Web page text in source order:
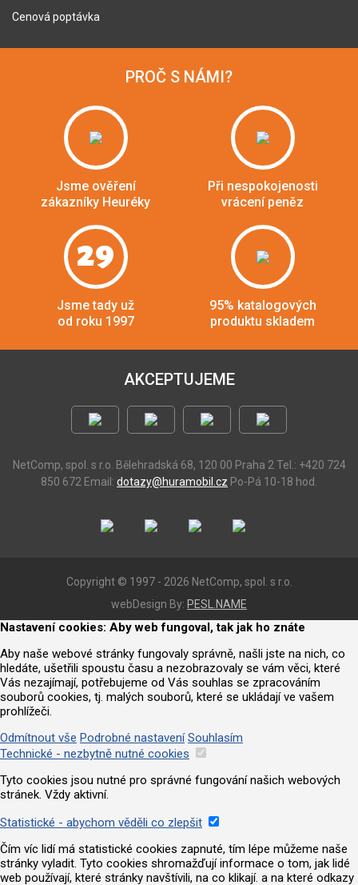
Cenová poptávka
PROČ S NÁMI?
Jsme ověření
zákazníky Heuréky
Při nespokojenosti
vrácení peněz
29
Jsme tady už
od roku 1997
95% katalogových
produktu skladem
AKCEPTUJEME
NetComp, spol. s r.o. Bělehradská 68, 120 00 Praha 2 Tel.: +420 724
850 672 Email: dotazy@huramobil.cz Po-Pá 10-18 hod.
Copyright © 1997 - 2026 NetComp, spol. s r.o.
webDesign By: PESL.NAME
Nastavení cookies: Aby web fungoval, tak jak ho znáte
Aby naše webové stránky fungovaly správně, našli jste na nich, co
hledáte, ušetřili spoustu času a nezobrazovaly se vám věci, které
Vás nezajímají, potřebujeme od Vás souhlas se zpracováním
souborů cookies, tj. malých souborů, které se ukládají ve vašem
prohlížeči.
Odmítnout vše Podrobné nastavení Souhlasím
Technické - nezbytně nutné cookies
Tyto cookies jsou nutné pro správné fungování našich webových
stránek. Vždy aktivní.
Statistické - abychom věděli co zlepšit
Čím víc lidí má statistické cookies zapnuté, tím lépe můžeme naše
stránky vyladit. Tyto cookies shromažďují informace o tom, jak lidé
web používají, které stránky navštívili, na co klikají. a na které odkazy